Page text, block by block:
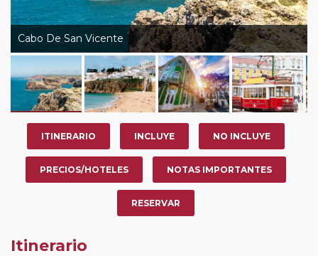
otro circuito del mismo proveedor no se abonará este
suplemento.
Pasajero Club:este circuito, en cualquier época del
año, ofrece a los pasajeros que ya hayan viajado con
nosotros en los últimos 3 años y que pertenezcan a
nuestro Club de Pasajeros (cuya obtención se realiza
tras rellenar el cuestionario de satisfacción en "Mi viaje")
o los que estén en luna de miel contarán con un
descuento del 5%.
Cabo De San Vicente
ITINERARIO INCLUYE NO INCLUYE
PRECIOS/HOTELES NOTAS IMPORTANTES
RESERVAR
Itinerario